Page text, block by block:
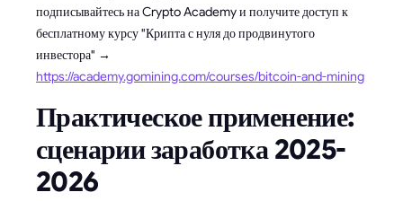
подписывайтесь на Crypto Academy и получите доступ к
бесплатному курсу "Крипта с нуля до продвинутого
инвестора" →
https://academy.gomining.com/courses/bitcoin-and-mining
Практическое применение:
сценарии заработка 2025-
2026